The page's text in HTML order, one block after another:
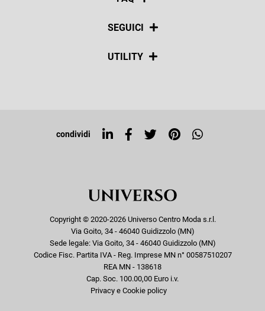
Pagamenti
SEGUICI
Social
UTILITY
Top ricerche
condividi
Copyright © 2020-2026 Universo Centro Moda s.r.l.
Via Goito, 34 - 46040 Guidizzolo (MN)
Sede legale: Via Goito, 34 - 46040 Guidizzolo (MN)
Codice Fisc. Partita IVA - Reg. Imprese MN n° 00587510207
REA MN - 138618
Cap. Soc. 100.00,00 Euro i.v.
Privacy e Cookie policy